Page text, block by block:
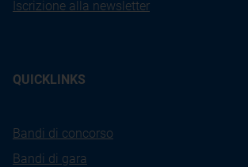
Iscrizione alla newsletter
QUICKLINKS
Bandi di concorso
Bandi di gara